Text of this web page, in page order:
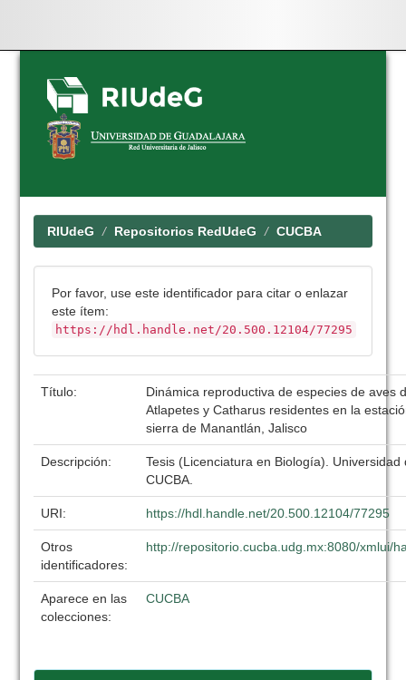
Skip
navigation
RIUdeG Repositorios RedUdeG CUCBA
Por favor, use este identificador para citar o enlazar
este ítem:
https://hdl.handle.net/20.500.12104/77295
Título:
Dinámica reproductiva de especies de aves
Atlapetes y Catharus residentes en la
sierra de Manantlán, Jalisco
Descripción:
Tesis (Licenciatura en Biología). Universidad
CUCBA.
URI: https://hdl.handle.net/20.500.12104/77295
Otros
identificadores:
http://repositorio.cucba.udg.mx:8080/xmlui/
Aparece en las
colecciones:
CUCBA